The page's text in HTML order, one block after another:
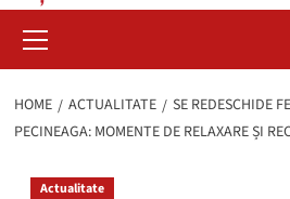
Menu
HOME ACTUALITATE
SE REDESCHIDE
PECINEAGA: MOMENTE DE RELAXARE ȘI
Actualitate